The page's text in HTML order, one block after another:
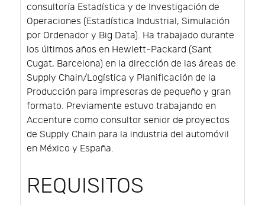
consultoría Estadística y de Investigación de
Operaciones (Estadística Industrial, Simulación
por Ordenador y Big Data). Ha trabajado durante
los últimos años en Hewlett-Packard (Sant
Cugat, Barcelona) en la dirección de las áreas de
Supply Chain/Logística y Planificación de la
Producción para impresoras de pequeño y gran
formato. Previamente estuvo trabajando en
Accenture como consultor senior de proyectos
de Supply Chain para la industria del automóvil
en México y España.
REQUISITOS